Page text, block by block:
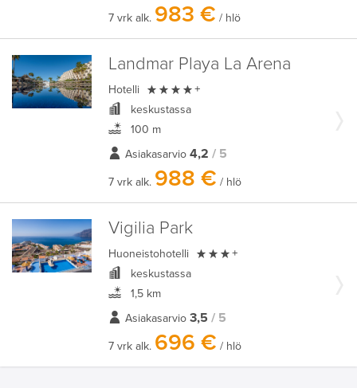
7 vrk alk. 983 € / hlö
Landmar Playa La Arena
Hotelli  +
keskustassa
100 m
Asiakasarvio 4,2 / 5
7 vrk alk. 988 € / hlö
Vigilia Park
Huoneistohotelli  +
keskustassa
1,5 km
Asiakasarvio 3,5 / 5
7 vrk alk. 696 € / hlö